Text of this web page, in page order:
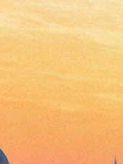
В Сирию